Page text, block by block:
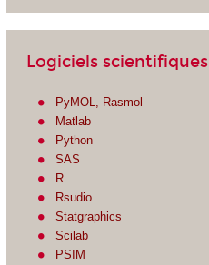
Logiciels scientifiques
PyMOL, Rasmol
Matlab
Python
SAS
R
Rsudio
Statgraphics
Scilab
PSIM